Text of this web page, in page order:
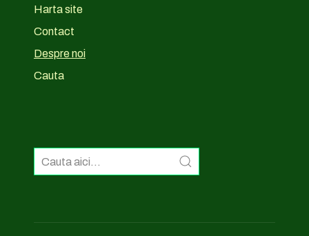
Harta site
Contact
Despre noi
Cauta